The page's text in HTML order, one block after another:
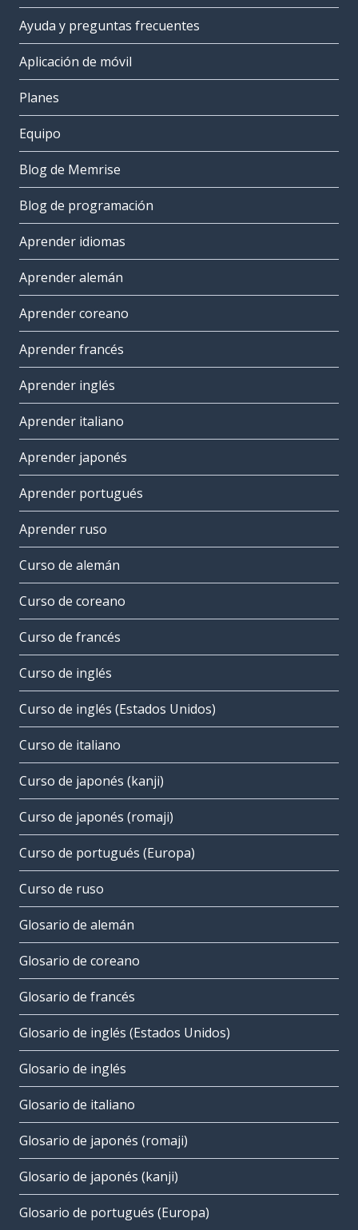
Ayuda y preguntas frecuentes
Aplicación de móvil
Planes
Equipo
Blog de Memrise
Blog de programación
Aprender idiomas
Aprender alemán
Aprender coreano
Aprender francés
Aprender inglés
Aprender italiano
Aprender japonés
Aprender portugués
Aprender ruso
Curso de alemán
Curso de coreano
Curso de francés
Curso de inglés
Curso de inglés (Estados Unidos)
Curso de italiano
Curso de japonés (kanji)
Curso de japonés (romaji)
Curso de portugués (Europa)
Curso de ruso
Glosario de alemán
Glosario de coreano
Glosario de francés
Glosario de inglés (Estados Unidos)
Glosario de inglés
Glosario de italiano
Glosario de japonés (romaji)
Glosario de japonés (kanji)
Glosario de portugués (Europa)